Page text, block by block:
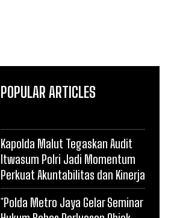
POPULAR ARTICLES
Kapolda Malut Tegaskan Audit
Itwasum Polri Jadi Momentum
Perkuat Akuntabilitas dan Kinerja
*Polda Metro Jaya Gelar Seminar